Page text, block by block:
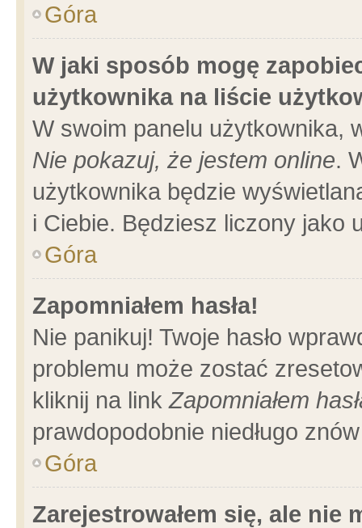
Góra
W jaki sposób mogę
użytkownika na liście
W swoim panelu użytkownika,
Nie pokazuj, że jestem online.
użytkownika będzie
i Ciebie. Będziesz liczony jako
Góra
Zapomniałem hasła!
Nie panikuj! Twoje hasło
problemu może zostać
kliknij na linkZapomniałem
prawdopodobnie niedługo
Góra
Zarejestrowałem się, ale nie